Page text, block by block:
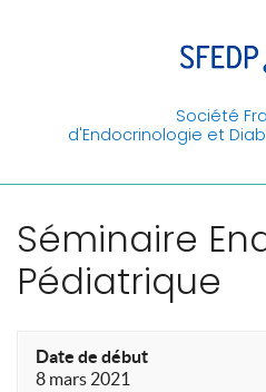
Société
d'Endocrinologie et
Séminaire
Pédiatrique
Date de début
8 mars 2021